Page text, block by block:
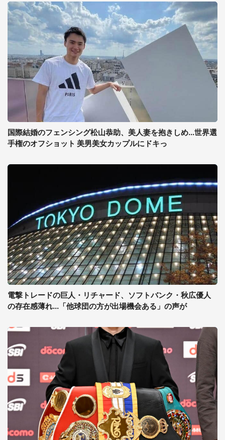
国際結婚のフェンシング松山恭助、美人妻を抱きしめ...世界選
手権のオフショット 美男美女カップルにドキっ
電撃トレードの巨人・リチャード、ソフトバンク・秋広優人
の存在感薄れ...「他球団の方が出場機会ある」の声が